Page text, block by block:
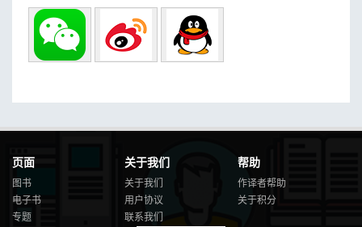
页面
图书
电子书
专题
关于我们
关于我们
用户协议
联系我们
帮助
作译者帮助
关于积分